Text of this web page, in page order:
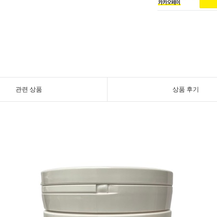
관련 상품 상품 후기